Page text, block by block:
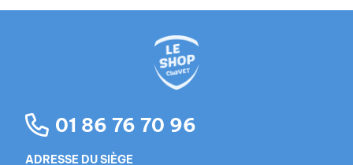
01 86 76 70 96
ADRESSE DU SIÈGE